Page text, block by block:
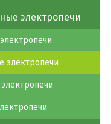
электропечи
электропечи